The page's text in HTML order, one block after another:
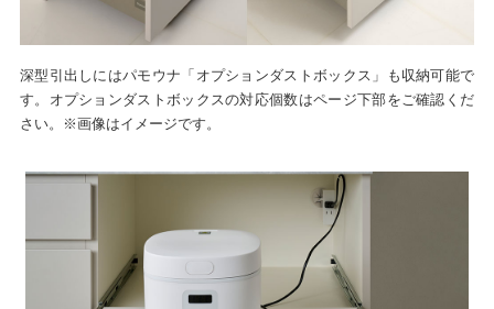
深型引出しにはパモウナ「オプションダストボックス」も収納可能で
す。オプションダストボックスの対応個数はページ下部をご確認くだ
さい。※画像はイメージです。